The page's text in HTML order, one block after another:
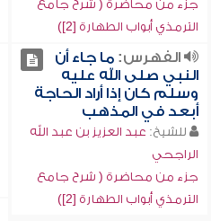
جزء من محاضرة ( شرح جامع
الترمذي أبواب الطهارة [2])
الفهرس:ما جاء أن
النبي صلى الله عليه
وسلم كان إذا أراد الحاجة
أبعد في المذهب
للشيخ: عبد العزيز بن عبد الله
الراجحي
جزء من محاضرة ( شرح جامع
الترمذي أبواب الطهارة [2])